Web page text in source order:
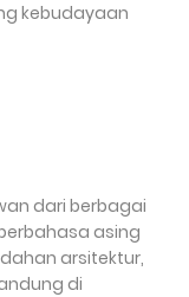
kebudayaan
dari berbagai
asing
arsitektur,
di